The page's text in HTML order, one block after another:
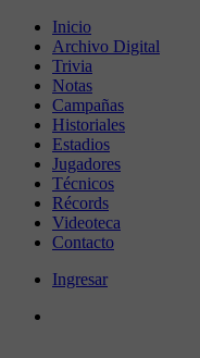
Inicio
Archivo Digital
Trivia
Notas
Campañas
Historiales
Estadios
Jugadores
Técnicos
Récords
Videoteca
Contacto
Ingresar